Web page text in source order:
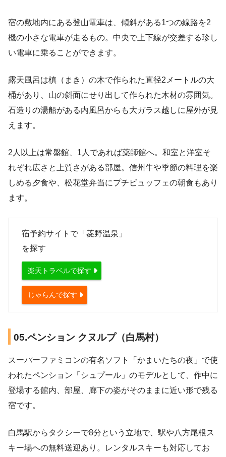
宿の敷地内にある登山電車は、傾斜がある1つの線路を2
機の小さな電車が走るもの。中央で上下線が交差する珍し
い電車に乗ることができます。
露天風呂は槙（まき）の木で作られた直径2メートルの大
桶があり、山の斜面にせり出して作られた木材の雰囲気。
石造りの湯船がある内風呂からも大ガラス越しに屋外が見
えます。
2人以上は常盤館、1人であれば薬師館へ。和室と洋室そ
れぞれ広さと上質さがある部屋。信州牛や季節の料理を楽
しめる夕食や、松花堂弁当にプチビュッフェの朝食もあり
ます。
宿予約サイトで「菱野温泉」
を探す
楽天トラベルで探す
じゃらんで探す
05.ペンション クヌルプ（白馬村）
スーパーファミコンの有名ソフト「かまいたちの夜」で使
われたペンション「シュプール」のモデルとして、作中に
登場する館内、部屋、廊下の姿がそのままに近い形で残る
宿です。
白馬駅からタクシーで8分という立地で、駅や八方尾根ス
キー場への無料送迎あり。レンタルスキーも対応してお